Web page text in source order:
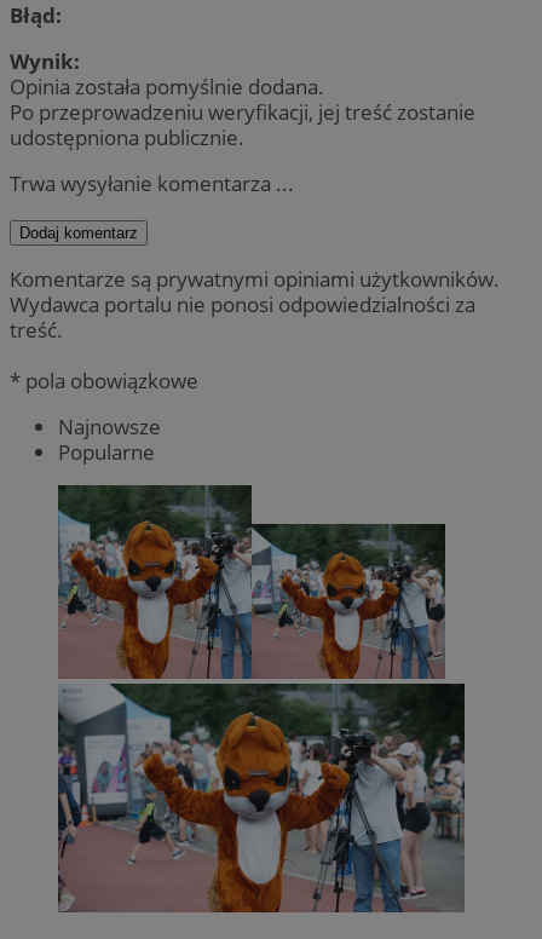
Błąd:
Wynik:
Opinia została pomyślnie dodana.
Po przeprowadzeniu weryfikacji, jej treść zostanie
udostępniona publicznie.
Trwa wysyłanie komentarza ...
Dodaj komentarz
Komentarze są prywatnymi opiniami użytkowników.
Wydawca portalu nie ponosi odpowiedzialności za
treść.
* pola obowiązkowe
Najnowsze
Popularne